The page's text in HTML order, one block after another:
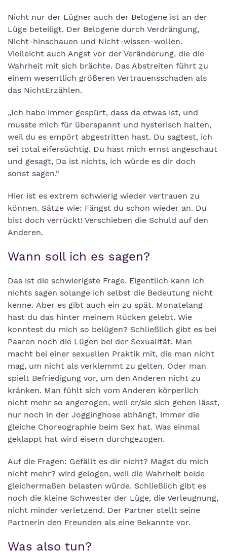
Nicht nur der Lügner auch der Belogene ist an der
Lüge beteiligt. Der Belogene durch Verdrängung,
Nicht-hinschauen und Nicht-wissen-wollen.
Vielleicht auch Angst vor der Veränderung, die die
Wahrheit mit sich brächte. Das Abstreiten führt zu
einem wesentlich größeren Vertrauensschaden als
das NichtErzählen.
„Ich habe immer gespürt, dass da etwas ist, und
musste mich für überspannt und hysterisch halten,
weil du es empört abgestritten hast. Du sagtest, ich
sei total eifersüchtig. Du hast mich ernst angeschaut
und gesagt, Da ist nichts, ich würde es dir doch
sonst sagen.“
Hier ist es extrem schwierig wieder vertrauen zu
können. Sätze wie: Fängst du schon wieder an. Du
bist doch verrückt! Verschieben die Schuld auf den
Anderen.
Wann soll ich es sagen?
Das ist die schwierigste Frage. Eigentlich kann ich
nichts sagen solange ich selbst die Bedeutung nicht
kenne. Aber es gibt auch ein zu spät. Monatelang
hast du das hinter meinem Rücken gelebt. Wie
konntest du mich so belügen? Schließlich gibt es bei
Paaren noch die Lügen bei der Sexualität. Man
macht bei einer sexuellen Praktik mit, die man nicht
mag, um nicht als verklemmt zu gelten. Oder man
spielt Befriedigung vor, um den Anderen nicht zu
kränken. Man fühlt sich vom Anderen körperlich
nicht mehr so angezogen, weil er/sie sich gehen lässt,
nur noch in der Jogginghose abhängt, immer die
gleiche Choreographie beim Sex hat. Was einmal
geklappt hat wird eisern durchgezogen.
Auf die Fragen: Gefällt es dir nicht? Magst du mich
nicht mehr? wird gelogen, weil die Wahrheit beide
gleichermaßen belasten würde. Schließlich gibt es
noch die kleine Schwester der Lüge, die Verleugnung,
nicht minder verletzend. Der Partner stellt seine
Partnerin den Freunden als eine Bekannte vor.
Was also tun?